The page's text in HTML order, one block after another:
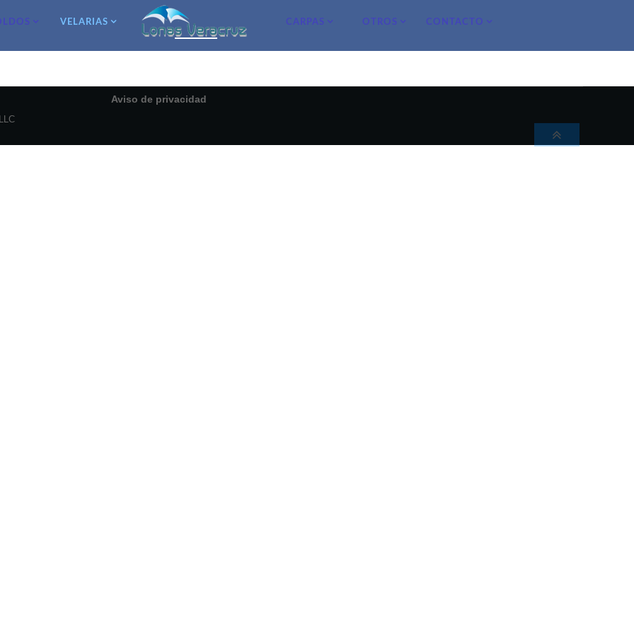
VELARIAS CARPAS OTROS CONTACTO
Aviso de privacidad